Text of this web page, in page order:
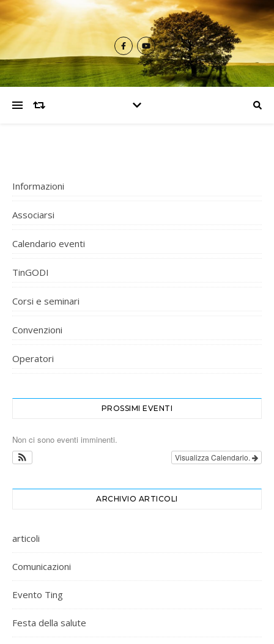
Informazioni
Associarsi
Calendario eventi
TinGODI
Corsi e seminari
Convenzioni
Operatori
PROSSIMI EVENTI
Non ci sono eventi imminenti.
Visualizza Calendario.
ARCHIVIO ARTICOLI
articoli
Comunicazioni
Evento Ting
Festa della salute